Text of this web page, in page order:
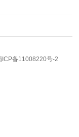
ICP备11008220号-2